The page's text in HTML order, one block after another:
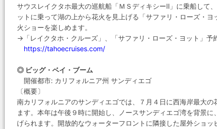
サウスレイクタホ最大の巡航船「ＭＳディキシーⅡ」に乗船して
ットに乗って湖の上から花火を見上げる「サファリ・ローズ・
火ショーを楽しめます。
→「レイクタホ・クルーズ」、「サファリ・ローズ・ヨット」予
https://tahoecruises.com/
◎ ビッグ・ベイ・ブーム
開催都市: カリフォルニア州 サンディエゴ
〔概要〕
南カリフォルニアのサンディエゴでは、７月４日に西海岸最大
ます。本年は午後９時に開始し、ノースサンディエゴ湾を背景
げられます。開放的なウォーターフロントに隣接した屋外ショ